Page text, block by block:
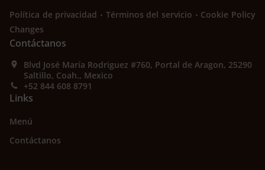
Política de privacidad . Términos del servicio . Cookie Policy
Changes
Contáctanos
Blvd José María Rodriguez #760, Portal de Aragon, 25290
Saltillo, Coah., Mexico
+52 844 608 8791
Links
Menú
Contáctanos